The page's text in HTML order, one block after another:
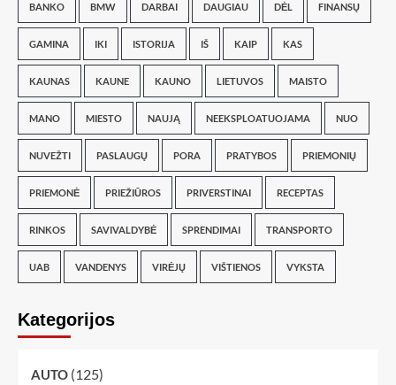
BANKO BMW DARBAI DAUGIAU DĖL FINANSŲ
GAMINA IKI ISTORIJA IŠ KAIP KAS
KAUNAS KAUNE KAUNO LIETUVOS MAISTO
MANO MIESTO NAUJĄ NEEKSPLOATUOJAMA NUO
NUVEŽTI PASLAUGŲ PORA PRATYBOS PRIEMONIŲ
PRIEMONĖ PRIEŽIŪROS PRIVERSTINAI RECEPTAS
RINKOS SAVIVALDYBĖ SPRENDIMAI TRANSPORTO
UAB VANDENYS VIRĖJŲ VIŠTIENOS VYKSTA
Kategorijos
AUTO (125)